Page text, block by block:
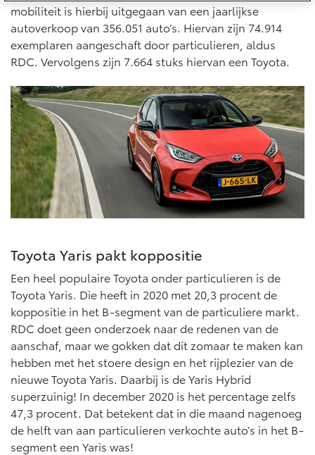
Corolla Cross
HYBRIDE
Vanaf € 39.995,-
Toyota C-HR
OOK ALS PLUG-IN
HYBRIDE
Vanaf € 36.495,-
Toyota C-HR+
BATTERIJ-ELEKTRISCH
Vanaf € 37.995,-
RAV4
PLUG-IN HYBRIDE
Vanaf € 49.995,-
bZ4X
BATTERIJ-ELEKTRISCH
bZ4X Touring
BATTERIJ-ELEKTRISCH
10 jaar batterijgarantie
Toyota fabrieksgarantie
Onderdelen & Accessoires
Onderdelen
Accessoires
Banden
Connected
MyToyota login
MyToyota App
Abonnementen
Multimedia
Connected check
Navigatie updates
Energie en slim laden
Verzekeren
Toyota Autoverzekering
Toyota Hybride Autoverzekering
Bedrijfswagens
Bedrijfswagens op maat
Financieren of leasen
Verzekeren
mobiliteit is hierbij uitgegaan van een jaarlijkse
autoverkoop van 356.051 auto’s. Hiervan zijn 74.914
exemplaren aangeschaft door particulieren, aldus
RDC. Vervolgens zijn 7.664 stuks hiervan een Toyota.
Toyota Yaris pakt koppositie
Een heel populaire Toyota onder particulieren is de
Toyota Yaris. Die heeft in 2020 met 20,3 procent de
koppositie in het B-segment van de particuliere markt.
RDC doet geen onderzoek naar de redenen van de
aanschaf, maar we gokken dat dit zomaar te maken kan
hebben met het stoere design en het rijplezier van de
nieuwe Toyota Yaris. Daarbij is de Yaris Hybrid
superzuinig! In december 2020 is het percentage zelfs
47,3 procent. Dat betekent dat in die maand nagenoeg
de helft van aan particulieren verkochte auto’s in het B-
segment een Yaris was!